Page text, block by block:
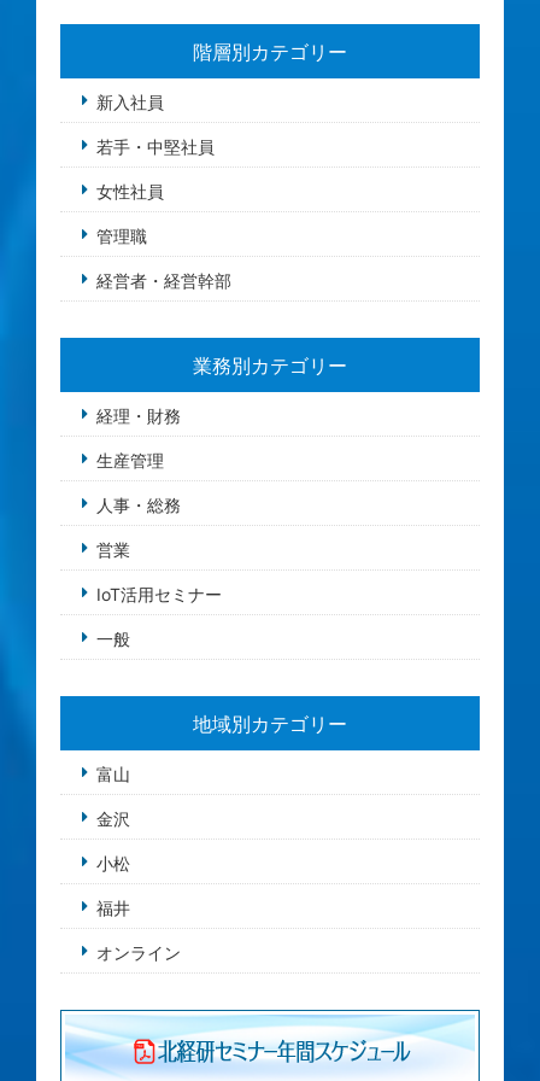
階層別カテゴリー
新入社員
若手・中堅社員
女性社員
管理職
経営者・経営幹部
業務別カテゴリー
経理・財務
生産管理
人事・総務
営業
IoT活用セミナー
一般
地域別カテゴリー
富山
金沢
小松
福井
オンライン